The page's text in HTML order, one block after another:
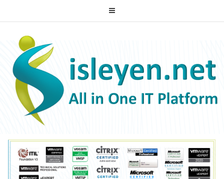
to
ISLEYEN.NET
All-in-One IT Platform